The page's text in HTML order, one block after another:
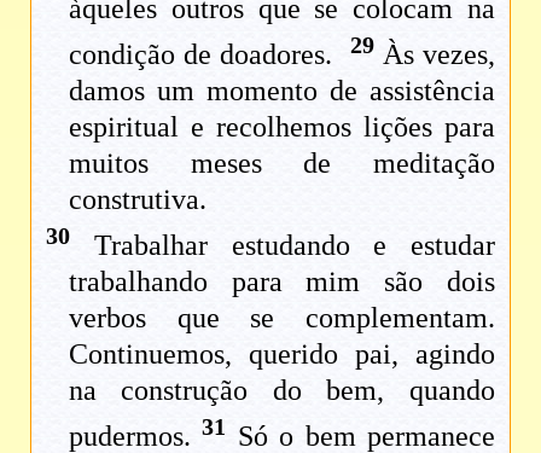
àqueles outros que se colocam na
condição de doadores.
29Às vezes,
damos um momento de assistência
espiritual e recolhemos lições para
muitos meses de meditação
construtiva.
30 Trabalhar estudando e estudar
trabalhando para mim são dois
verbos que se complementam.
Continuemos, querido pai, agindo
na construção do bem, quando
pudermos.31
Só o bem permanece